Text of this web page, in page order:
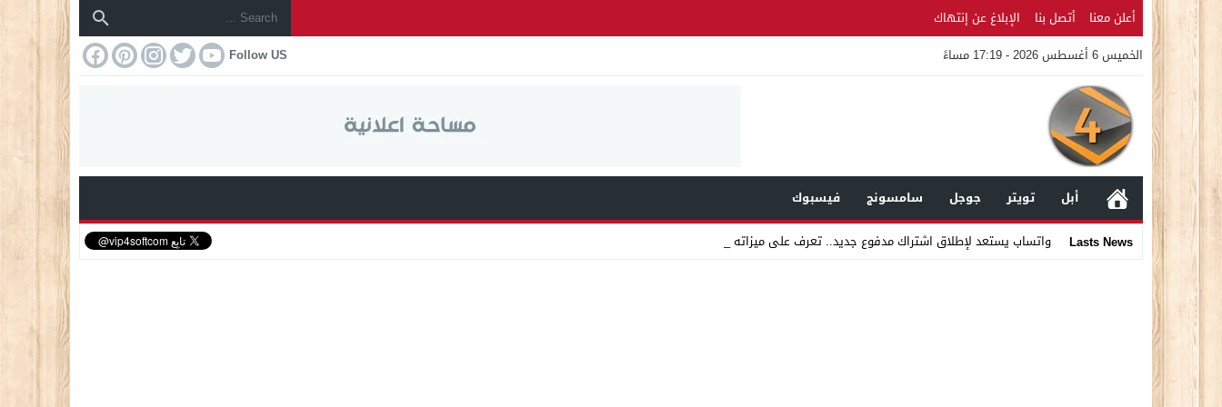
أعلن معنا أتصل بنا
الإبلاغ عن إنتهاك
الخميس 6 أغسطس 2026 - 17:19 مساءً
Follow US
أبل تويتر جوجل سامسونج
فيسبوك
Lasts News
واتساب يستعد لإطلاق اشتراك مدفوع جديد.. تعرف على ميزاته